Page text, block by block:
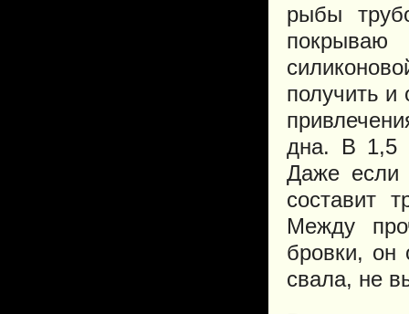
рыбы
покрываю
получить
дна. В 1,5
Даже если
составит
Между
бровки, он
свала, не